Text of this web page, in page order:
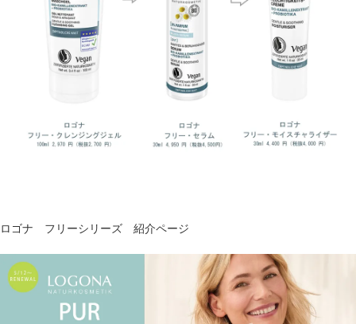
ロゴナ フリーシリーズ 紹介ページ